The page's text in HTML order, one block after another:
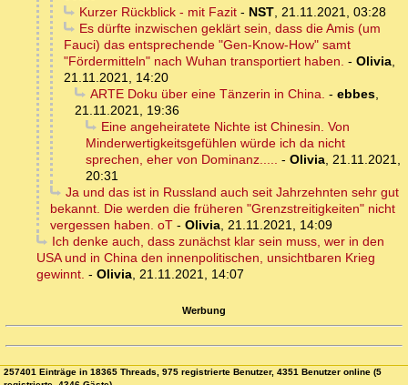
Kurzer Rückblick - mit Fazit- NST, 21.11.2021, 03:28
Es dürfte inzwischen geklärt sein, dass die Amis (um
Fauci) das entsprechende "Gen-Know-How" samt
"Fördermitteln" nach Wuhan transportiert haben. - Olivia,
21.11.2021, 14:20
ARTE Doku über eine Tänzerin in China. - ebbes,
21.11.2021, 19:36
Eine angeheiratete Nichte ist Chinesin. Von
Minderwertigkeitsgefühlen würde ich da nicht
sprechen, eher von Dominanz..... - Olivia, 21.11.2021,
20:31
Ja und das ist in Russland auch seit Jahrzehnten sehr gut
bekannt. Die werden die früheren "Grenzstreitigkeiten" nicht
vergessen haben. oT - Olivia, 21.11.2021, 14:09
Ich denke auch, dass zunächst klar sein muss, wer in den
USA und in China den innenpolitischen, unsichtbaren Krieg
gewinnt. - Olivia, 21.11.2021, 14:07
Werbung
257401 Einträge in 18365 Threads, 975 registrierte Benutzer, 4351 Benutzer online (5